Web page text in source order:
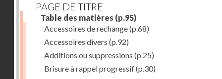
PAGE DE TITRE
Table des matières (p.95)
Accessoires de rechange(p.68)
Accessoires divers (p.92)
Additions ou suppressions (p.25)
Brisure à rappel progressif(p.30)